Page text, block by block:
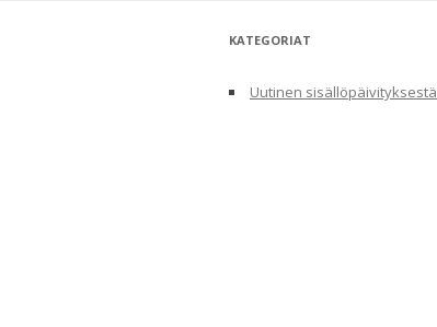
KATEGORIAT
Uutinen sisällöpäivityksestä